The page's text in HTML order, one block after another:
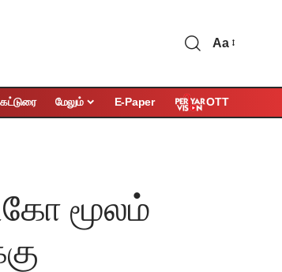
Aa
கட்டுரை மேலும் E-Paper OTT
மூலம்